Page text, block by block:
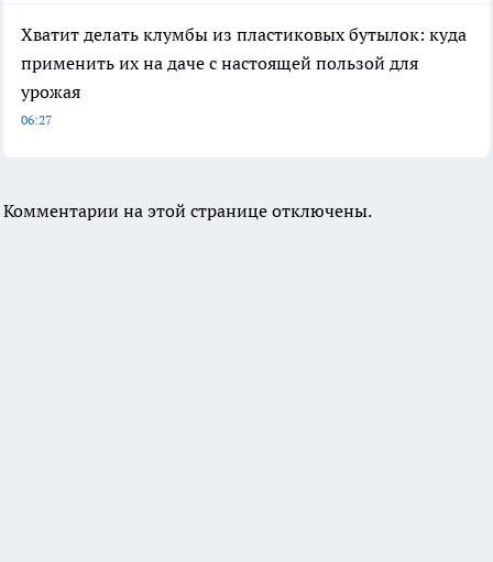
Хватит делать клумбы из пластиковых бутылок: куда
применить их на даче с настоящей пользой для
урожая
06:27
Комментарии на этой странице отключены.